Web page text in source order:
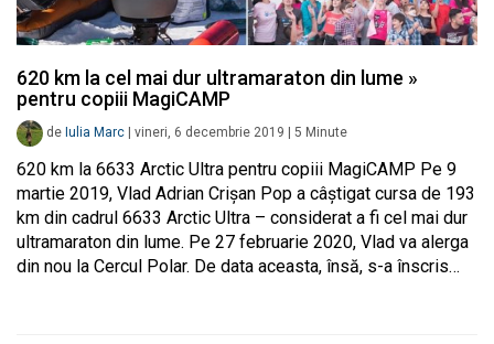
620 km la cel mai dur ultramaraton din lume »
pentru copiii MagiCAMP
de Iulia Marc vineri, 6 decembrie 2019 5 Minute
620 km la 6633 Arctic Ultra pentru copiii MagiCAMP Pe 9
martie 2019, Vlad Adrian Crișan Pop a câștigat cursa de 193
km din cadrul 6633 Arctic Ultra – considerat a fi cel mai dur
ultramaraton din lume. Pe 27 februarie 2020, Vlad va alerga
din nou la Cercul Polar. De data aceasta, însă, s-a înscris…